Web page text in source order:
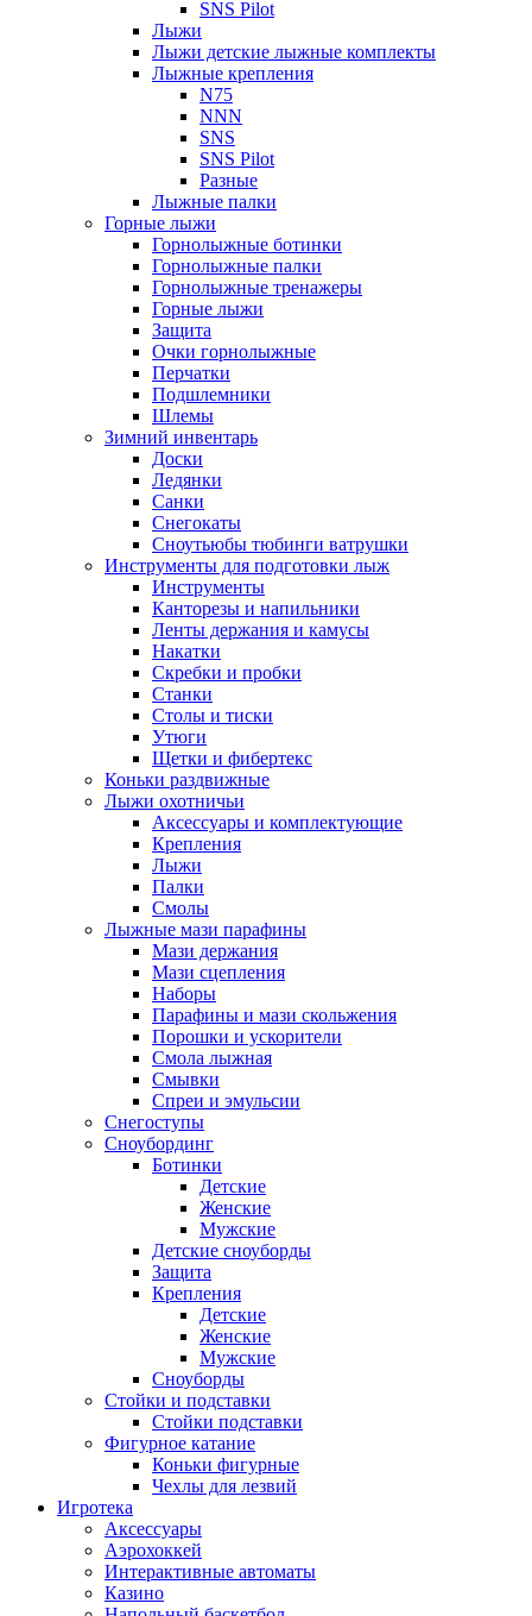
SNS Pilot
Лыжи
Лыжи детские лыжные комплекты
Лыжные крепления
N75
NNN
SNS
SNS Pilot
Разные
Лыжные палки
Горные лыжи
Горнoлыжные ботинки
Горнолыжные палки
Горнолыжные тренажеры
Горные лыжи
Защита
Очки горнолыжные
Перчатки
Подшлемники
Шлемы
Зимний инвентарь
Доски
Ледянки
Санки
Снегокаты
Сноутьюбы тюбинги ватрушки
Инструменты для подготовки лыж
Инструменты
Канторезы и напильники
Ленты держания и камусы
Накатки
Скребки и пробки
Станки
Столы и тиски
Утюги
Щетки и фибертекс
Коньки раздвижные
Лыжи охотничьи
Аксессуары и комплектующие
Крепления
Лыжи
Палки
Смолы
Лыжные мази парафины
Мази держания
Мази сцепления
Наборы
Парафины и мази скольжения
Порошки и ускорители
Смола лыжная
Смывки
Спреи и эмульсии
Снегоступы
Сноубординг
Ботинки
Детские
Женские
Мужские
Детские сноуборды
Защита
Крепления
Детские
Женские
Мужские
Сноуборды
Стойки и подставки
Cтойки подставки
Фигурное катание
Коньки фигурные
Чехлы для лезвий
Игротека
Аксессуары
Аэрохоккей
Интерактивные автоматы
Казино